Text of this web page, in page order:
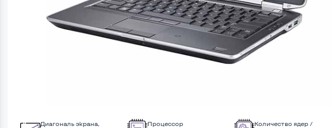
Диагональ экрана,
Процессор
Количество ядер /